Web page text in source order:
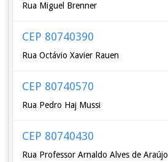
Rua Miguel Brenner
CEP 80740390
Rua Octávio Xavier Rauen
CEP 80740570
Rua Pedro Haj Mussi
CEP 80740430
Rua Professor Arnaldo Alves de Araújo